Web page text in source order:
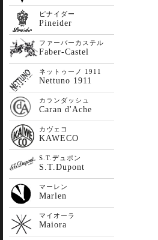
ピナイダー
Pineider
ファーバーカステル
Faber-Castel
ネットゥーノ 1911
Nettuno 1911
カランダッシュ
Caran d'Ache
カヴェコ
KAWECO
S.T.デュポン
S.T.Dupont
マーレン
Marlen
マイオーラ
Maiora